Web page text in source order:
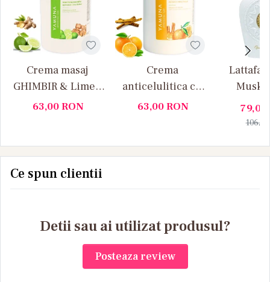
Crema masaj
GHIMBIR & Lime –
Yamuna 1000ML
63,00RON
Crema
anticelulitica cu
portocale si
63,00RON
Lattafa
Musk
79,00
Ce spun clientii
Detii sau ai utilizat produsul?
Posteaza review